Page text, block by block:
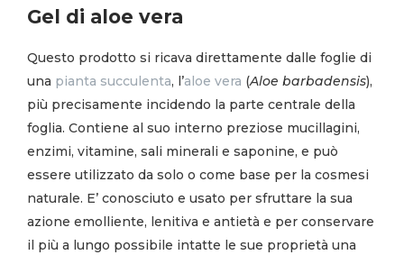
Gel di aloe vera
Questo prodotto si ricava direttamente dalle foglie di
una pianta succulenta, l’aloe vera (Aloe barbadensis),
più precisamente incidendo la parte centrale della
foglia. Contiene al suo interno preziose mucillagini,
enzimi, vitamine, sali minerali e saponine, e può
essere utilizzato da solo o come base per la cosmesi
naturale. E’ conosciuto e usato per sfruttare la sua
azione emolliente, lenitiva e antietà e per conservare
il più a lungo possibile intatte le sue proprietà una